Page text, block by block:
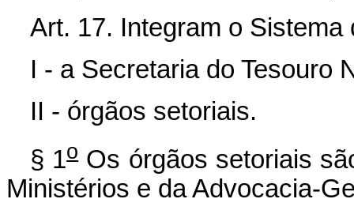
Art. 17. Integram o
I - a Secretaria do Tesouro
II - órgãos setoriais.
§ 1oOs órgãos setoriais
Ministérios e da Advocacia-